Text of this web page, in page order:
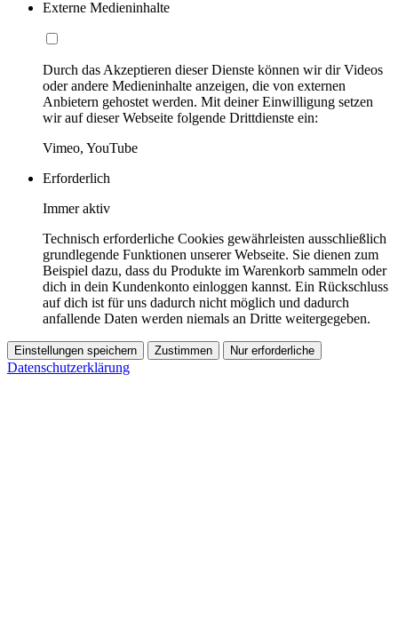
Externe Medieninhalte
Durch das Akzeptieren dieser Dienste können wir dir Videos
oder andere Medieninhalte anzeigen, die von externen
Anbietern gehostet werden. Mit deiner Einwilligung setzen
wir auf dieser Webseite folgende Drittdienste ein:
Vimeo, YouTube
Erforderlich
Immer aktiv
Technisch erforderliche Cookies gewährleisten ausschließlich
grundlegende Funktionen unserer Webseite. Sie dienen zum
Beispiel dazu, dass du Produkte im Warenkorb sammeln oder
dich in dein Kundenkonto einloggen kannst. Ein Rückschluss
auf dich ist für uns dadurch nicht möglich und dadurch
anfallende Daten werden niemals an Dritte weitergegeben.
Einstellungen speichern Zustimmen Nur erforderliche
Datenschutzerklärung